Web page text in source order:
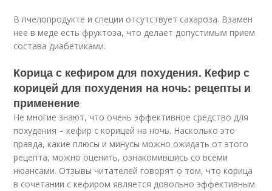
В пчелопродукте и специи отсутствует сахароза. Взамен
нее в меде есть фруктоза, что делает допустимым прием
состава диабетиками.
Корица с кефиром для похудения. Кефир с
корицей для похудения на ночь: рецепты и
применение
Не многие знают, что очень эффективное средство для
похудения – кефир с корицей на ночь. Насколько это
правда, какие плюсы и минусы можно ожидать от этого
рецепта, можно оценить, ознакомившись со всеми
нюансами. Отзывы читателей говорят о том, что корица
в сочетании с кефиром является довольно эффективным